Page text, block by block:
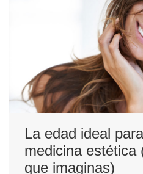
La edad ideal
medicina estética
que imaginas)